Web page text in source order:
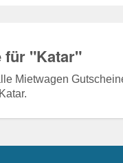
für "Katar"
Mietwagen